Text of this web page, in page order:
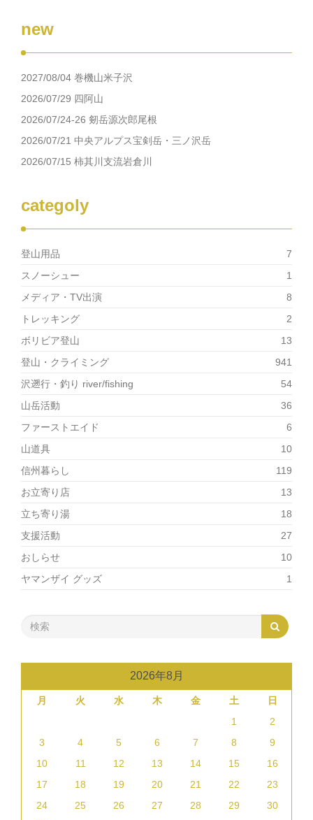
new
2027/08/04 巻機山米子沢
2026/07/29 四阿山
2026/07/24-26 剱岳源次郎尾根
2026/07/21 中央アルプス宝剣岳・三ノ沢岳
2026/07/15 柿其川支流岩倉川
categoly
登山用品
7
スノーシュー
1
メディア・TV出演
8
トレッキング
2
ボリビア登山
13
登山・クライミング
941
沢遡行・釣り river/fishing
54
山岳活動
36
ファーストエイド
6
山道具
10
信州暮らし
119
お立寄り店
13
立ち寄り湯
18
支援活動
27
おしらせ
10
ヤマンザイ グッズ
1
2026年8月
月 火 水 木 金 土
日
1
2
3
4 5 6 7 8
9
10
11 12 13 14 15
16
17
18 19 20 21 22
23
24
25 26 27 28 29
30